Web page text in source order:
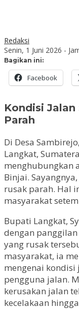
Redaksi
Senin, 1 Juni 2026 -
Bagikan ini:
Facebook
Kondisi
Parah
Di Desa
Langkat,
menghubungkan
Binjai.
rusak parah. Hal
masyarakat
Bupati Langkat,
dengan
yang rusak
masyarakat, ia
mengenai kondisi
pengguna jalan.
kerusakan jalan
kecelakaan